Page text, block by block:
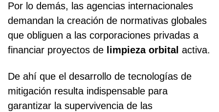
Por lo demás, las agencias internacionales
demandan la creación de normativas globales
que obliguen a las corporaciones privadas a
financiar proyectos de limpieza orbital activa.
De ahí que el desarrollo de tecnologías de
mitigación resulta indispensable para
garantizar la supervivencia de las